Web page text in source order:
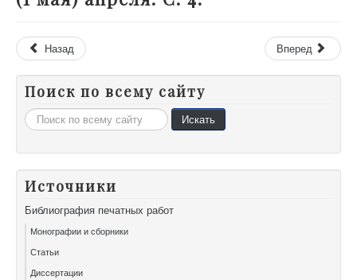
Назад Вперед
Поиск по всему сайту
Искать... Искать
Источники
Библиография печатных работ
Монографии и сборники
Статьи
Диссертации